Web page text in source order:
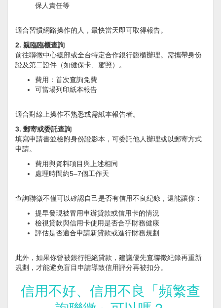
保人責任等
適合習慣網路操作的人，最快當天即可取得報告。
2. 親臨臨櫃查詢
前往聯徵中心總部或全台特定合作銀行臨櫃辦理。需攜帶身份
證及第二證件（如健保卡、駕照）。
費用：首次查詢免費
可當場列印紙本報告
適合對線上操作不熟悉或需紙本報告者。
3. 郵寄或委託查詢
填寫申請書並檢附身份證影本，可委託他人辦理或以郵寄方式
申請。
費用與資料項目與上述相同
處理時間約5–7個工作天
查詢聯徵不僅可以確認自己是否有信用不良紀錄，還能讓你：
提早發現被冒用申辦貸款或信用卡的情況
檢視貸款與信用卡使用是否合乎財務健康
評估是否適合申請新貸款或進行財務規劃
此外，如果你曾被銀行拒絕貸款，建議優先查聯徵紀錄再重新
規劃，才能避免盲目申請導致信用評分再被扣分。
信用不好、信用不良「頻繁查